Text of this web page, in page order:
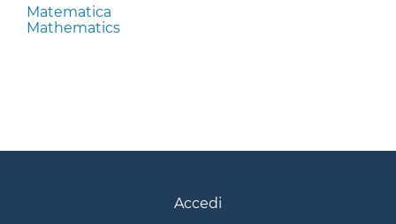
Matematica
Mathematics
Accedi